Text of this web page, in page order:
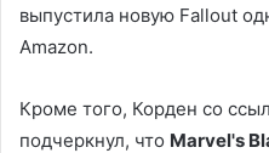
выпустила новую Fallout
Amazon.
Кроме того, Корден со
подчеркнул, что Marvel's